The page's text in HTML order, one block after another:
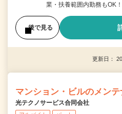
業・扶養範囲内勤務もOK！
後で見る
更新日：
マンション・ビルのメン
光テクノサービス合同会社